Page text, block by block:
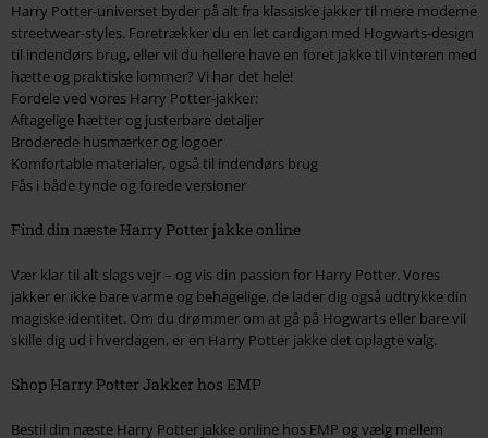
Harry Potter-universet byder på alt fra klassiske jakker til mere moderne
streetwear-styles. Foretrækker du en let cardigan med Hogwarts-design
til indendørs brug, eller vil du hellere have en foret jakke til vinteren med
hætte og praktiske lommer? Vi har det hele!
Fordele ved vores Harry Potter-jakker:
Aftagelige hætter og justerbare detaljer
Broderede husmærker og logoer
Komfortable materialer, også til indendørs brug
Fås i både tynde og forede versioner
Find din næste Harry Potter jakke online
Vær klar til alt slags vejr – og vis din passion for Harry Potter. Vores
jakker er ikke bare varme og behagelige, de lader dig også udtrykke din
magiske identitet. Om du drømmer om at gå på Hogwarts eller bare vil
skille dig ud i hverdagen, er en Harry Potter jakke det oplagte valg.
Shop Harry Potter Jakker hos EMP
Bestil din næste Harry Potter jakke online hos EMP og vælg mellem